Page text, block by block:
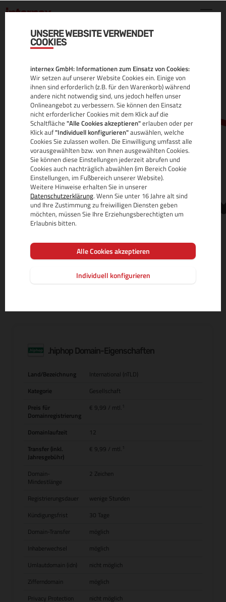
UNSERE WEBSITE VERWENDET
COOKIES
internex GmbH: Informationen zum Einsatz von Cookies:
Wir setzen auf unserer Website Cookies ein. Einige von
ihnen sind erforderlich (z.B. für den Warenkorb) während
andere nicht notwendig sind, uns jedoch helfen unser
Onlineangebot zu verbessern. Sie können den Einsatz
nicht erforderlicher Cookies mit dem Klick auf die
Schaltfläche "Alle Cookies akzeptieren"erlauben oder per
Klick auf"Individuell konfigurieren"auswählen, welche
Cookies Sie zulassen wollen. Die Einwilligung umfasst alle
vorausgewählten bzw. von Ihnen ausgewählten Cookies.
Sie können diese Einstellungen jederzeit abrufen und
Cookies auch nachträglich abwählen (im Bereich Cookie
Einstellungen, im Fußbereich unserer Website).
Weitere Hinweise erhalten Sie in unserer
Datenschutzerklärung. Wenn Sie unter 16 Jahre alt sind
und Ihre Zustimmung zu freiwilligen Diensten geben
möchten, müssen Sie Ihre Erziehungsberechtigten um
Erlaubnis bitten.
Alle Cookies akzeptieren
Individuell konfigurieren
.HIPHOP DOMAIN
ALLE INFOS
MEHR INFOS ZUR DOMAIN-ENDUNG
.hiphop Domain-Eigenschaften
Land/Bezeichnung
International (nTLD)
Kategorie
Gesellschaft
Preis für
Domainregistrierung
€ 9,99 / mtl.
Domainlaufzeit
12
Transfer (inkl.
Jahresgebühr)
€ 9,99 / mtl.
Domain-
Mindestlänge
2 Zeichen
Registrierungsdauer
wenige Stunden
Kündigungsfrist
30 Tage
Domain-Transfer
möglich
Inhaberwechsel
möglich
Umlautdomain (idn)
nicht möglich
Zifferndomain
möglich
Privacy Protection
nicht möglich